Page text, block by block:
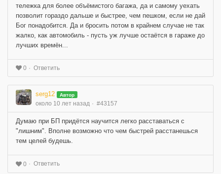
тележка для более объёмистого багажа, да и самому уехать
позволит гораздо дальше и быстрее, чем пешком, если не дай
Бог понадобится. Да и бросить потом в крайнем случае не так
жалко, как автомобиль - пусть уж лучше остаётся в гараже до
лучших времён...
0 Ответить
serg12 Автор
около 10 лет назад #43157
Думаю при БП придётся научится легко расставаться с
"лишним". Вполне возможно что чем быстрей расстанешься
тем целей будешь.
0 Ответить